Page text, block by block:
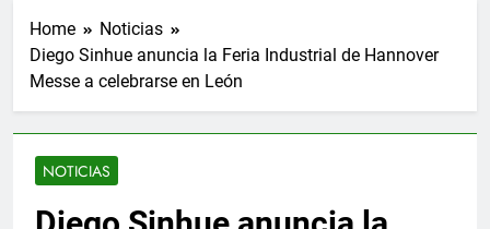
Home
Noticias
Diego Sinhue anuncia la Feria Industrial de Hannover
Messe a celebrarse en León
NOTICIAS